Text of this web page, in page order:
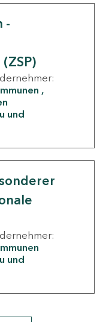
-
und
und